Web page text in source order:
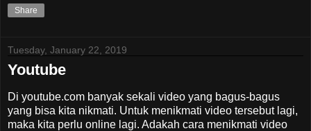
Share
Tuesday, January 22, 2019
Youtube
Di youtube.com banyak sekali video yang bagus-bagus
yang bisa kita nikmati. Untuk menikmati video tersebut lagi,
maka kita perlu online lagi. Adakah cara menikmati video